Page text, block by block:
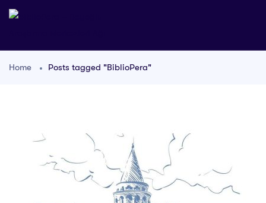
Home Posts tagged "BiblioPera"